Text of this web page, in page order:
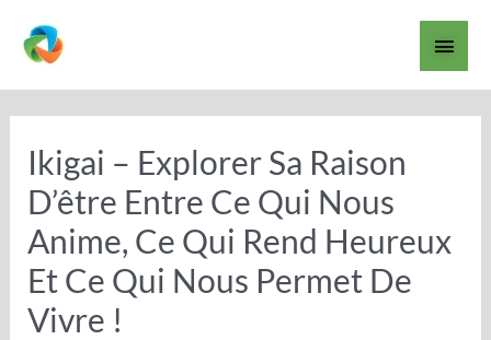
contenu
Ikigai – Explorer Sa Raison
D’être Entre Ce Qui Nous
Anime, Ce Qui Rend Heureux
Et Ce Qui Nous Permet De
Vivre !
articles